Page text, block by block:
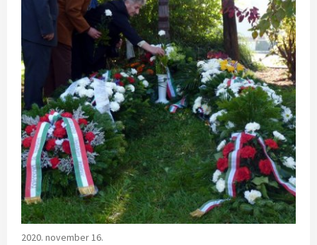
2020. november 16.